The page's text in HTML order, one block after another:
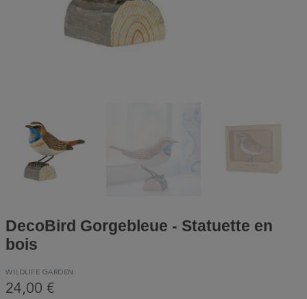
DecoBird Gorgebleue - Statuette en
bois
WILDLIFE GARDEN
24,00 €